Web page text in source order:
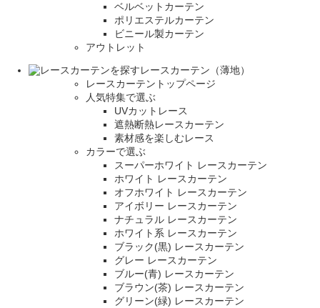
ベルベットカーテン
ポリエステルカーテン
ビニール製カーテン
アウトレット
レースカーテン（薄地）
レースカーテントップページ
人気特集で選ぶ
UVカットレース
遮熱断熱レースカーテン
素材感を楽しむレース
カラーで選ぶ
スーパーホワイト レースカーテン
ホワイト レースカーテン
オフホワイト レースカーテン
アイボリー レースカーテン
ナチュラル レースカーテン
ホワイト系 レースカーテン
ブラック(黒) レースカーテン
グレー レースカーテン
ブルー(青) レースカーテン
ブラウン(茶) レースカーテン
グリーン(緑) レースカーテン